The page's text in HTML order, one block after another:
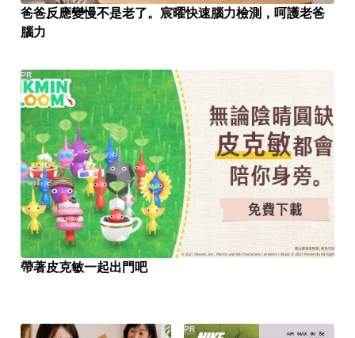
爸爸反應變慢不是老了。宸曜快速腦力檢測，呵護老爸
腦力
帶著皮克敏一起出門吧
PR
PR